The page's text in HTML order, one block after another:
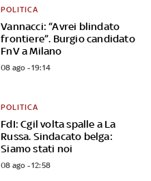
Vannacci: “Avrei blindato
frontiere”. Burgio candidato
FnV a Milano
POLITICA
08 ago - 19:14
FdI: Cgil volta spalle a La
Russa. Sindacato belga:
Siamo stati noi
POLITICA
08 ago - 12:58